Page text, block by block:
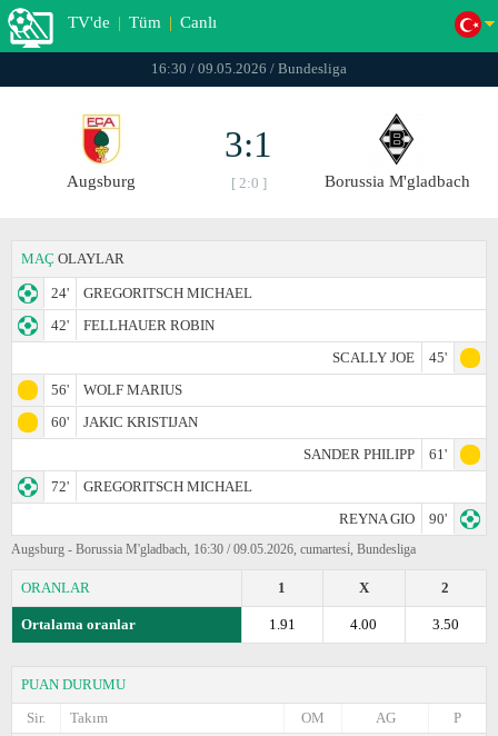
TV'de | Tüm | Canlı
16:30 / 09.05.2026 / Bundesliga
Augsburg
3:1
[ 2:0 ] Borussia M'gladbach
MAÇ OLAYLAR
24'
GREGORITSCH MICHAEL
42'
FELLHAUER ROBIN
SCALLY JOE
45'
56'
WOLF MARIUS
60'
JAKIC KRISTIJAN
SANDER PHILIPP
61'
72'
GREGORITSCH MICHAEL
REYNA GIO
90'
Augsburg - Borussia M'gladbach, 16:30 / 09.05.2026, cumartesi̇, Bundesliga
ORANLAR 2
X
1
Ortalama oranlar 3.50
4.00
1.91
PUAN DURUMU
Sir.
Takım P
AG
OM